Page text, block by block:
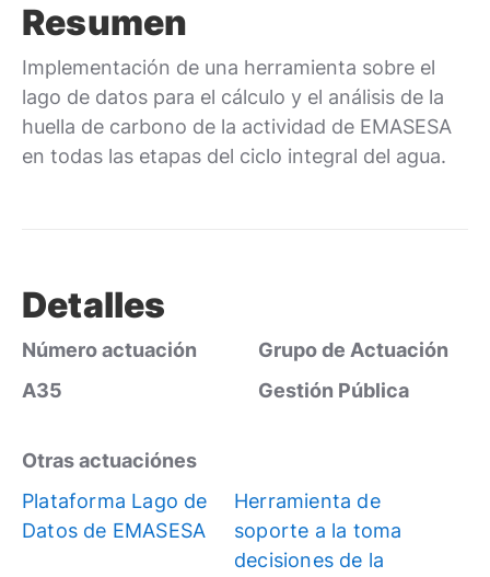
Resumen
Implementación de una herramienta sobre el
lago de datos para el cálculo y el análisis de la
huella de carbono de la actividad de EMASESA
en todas las etapas del ciclo integral del agua.
Detalles
Número actuación
A35
Grupo de Actuación
Gestión Pública
Otras actuaciónes
Plataforma Lago de
Datos de EMASESA
Herramienta de
soporte a la toma
decisiones de la